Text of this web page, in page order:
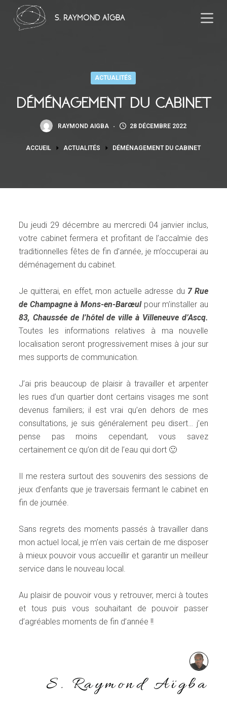
a
S. RAYMOND AÏGBA
ACTUALITÉS
DÉMÉNAGEMENT DU CABINET
RAYMOND AIGBA 28 DÉCEMBRE 2022
ACCUEIL ACTUALITÉS DÉMÉNAGEMENT DU CABINET
Du jeudi 29 décembre au mercredi 04 janvier inclus,
votre cabinet fermera et profitant de l’accalmie des
traditionnelles fêtes de fin d’année, je m’occuperai au
déménagement du cabinet.
Je quitterai, en effet, mon actuelle adresse du 7 Rue
de Champagne à Mons-en-Barœulpour m’installer au
83, Chaussée de l’hôtel de ville à Villeneuve d’Ascq.
Toutes les informations relatives à ma nouvelle
localisation seront progressivement mises à jour sur
mes supports de communication.
J’ai pris beaucoup de plaisir à travailler et arpenter
les rues d’un quartier dont certains visages me sont
devenus familiers; il est vrai qu’en dehors de mes
consultations, je suis généralement peu disert… j’en
pense pas moins cependant, vous savez
certainement ce qu’on dit de l’eau qui dort 🙂
Il me restera surtout des souvenirs des sessions de
jeux d’enfants que je traversais fermant le cabinet en
fin de journée.
Sans regrets des moments passés à travailler dans
mon actuel local, je m’en vais certain de me disposer
à mieux pouvoir vous accueillir et garantir un meilleur
service dans le nouveau local.
Au plaisir de pouvoir vous y retrouver, merci à toutes
et tous puis vous souhaitant de pouvoir passer
d’agréables moments de fin d’année !!
S. Raymond Aïgba